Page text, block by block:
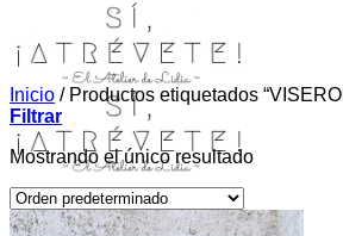
Inicio /Productos etiquetados
Filtrar
Mostrando el único resultado